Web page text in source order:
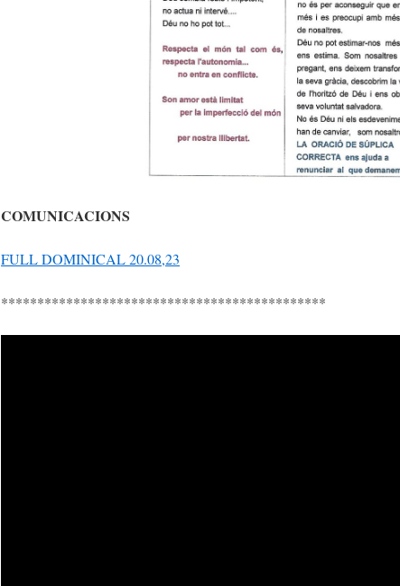
COMUNICACIONS
FULL DOMINICAL 20.08,23
*********************************************